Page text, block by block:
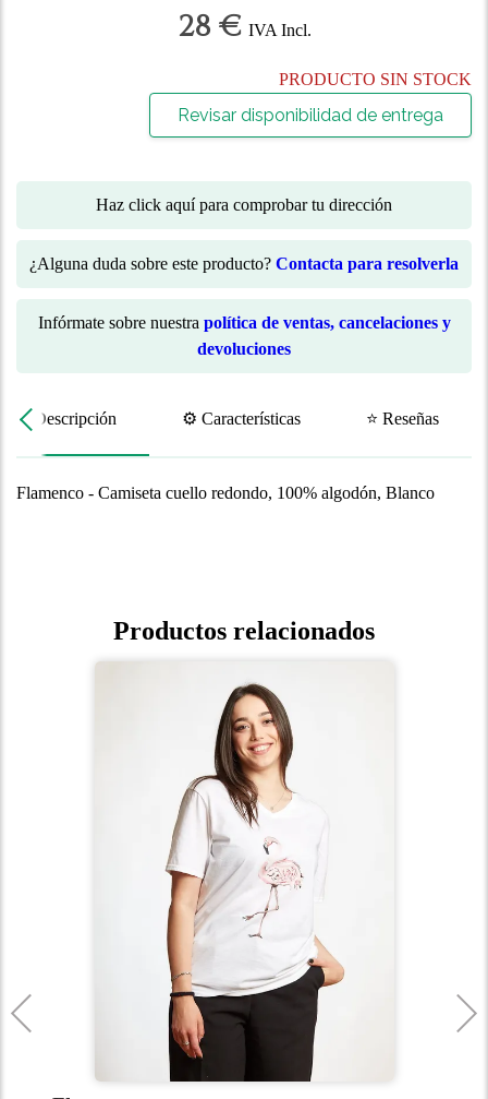
28 € IVA Incl.
PRODUCTO SIN STOCK
Revisar disponibilidad de entrega
Haz click aquí para comprobar tu dirección
¿Alguna duda sobre este producto? Contacta para resolverla
Infórmate sobre nuestra política de ventas, cancelaciones y
devoluciones
📝 Descripción ⚙️ Características ⭐ Reseñas
Flamenco - Camiseta cuello redondo, 100% algodón, Blanco
Productos relacionados